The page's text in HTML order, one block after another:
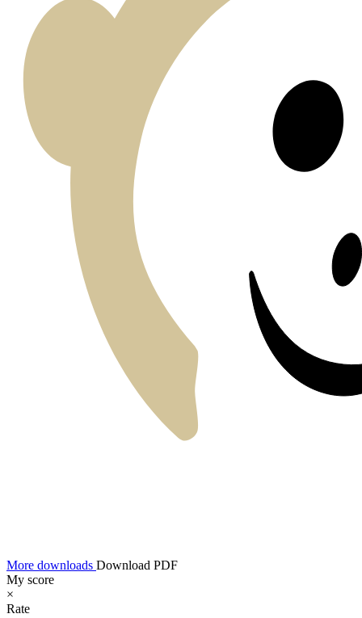
More downloads Download PDF
My score
×
Rate